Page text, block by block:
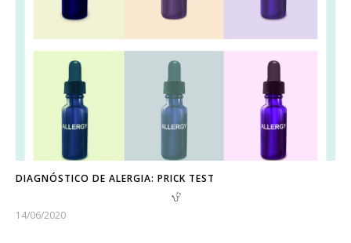
DIAGNÓSTICO DE ALERGIA: PRICK TEST
14/06/2020